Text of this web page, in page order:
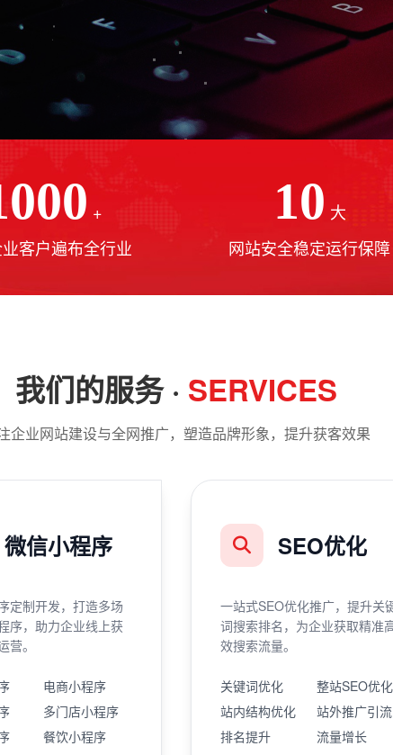
+
客户遍布全行业
10 大
网站安全稳定运行保障
我们的服务 · SERVICES
企业网站建设与全网推广，塑造品牌形象，提升获客效果
微信小程序
定制开发，打造多场
序，助力企业线上获
营。
电商小程序
多门店小程序
餐饮小程序
SEO优化
一站式SEO优化推广，提升关
词搜索排名，为企业获取精准
效搜索流量。
关键词优化
整站SEO优化
站内结构优化
站外推广引流
排名提升
流量增长